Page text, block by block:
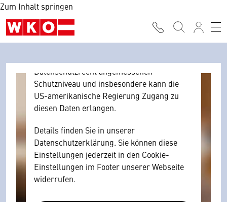
Zum Inhalt springen
Browser personenbezogene technische
Daten zu Geräten und Nutzerverhalten
mitunter mit US-amerikanischen Anbietern
Datenschutzrecht angemessenen
Schutzniveau und insbesondere kann die
US-amerikanische Regierung Zugang zu
diesen Daten erlangen.
Details finden Sie in unserer
Datenschutzerklärung. Sie können diese
Einstellungen jederzeit in den Cookie-
Einstellungen im Footer unserer Webseite
widerrufen.